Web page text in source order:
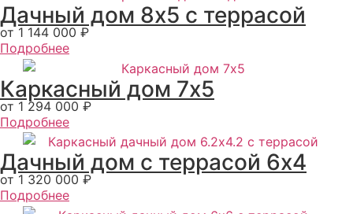
Дачный дом 8x5 с террасой
от 1 144 000 ₽
Подробнее
Каркасный дом 7x5
от 1 294 000 ₽
Подробнее
Дачный дом с террасой 6x4
от 1 320 000 ₽
Подробнее